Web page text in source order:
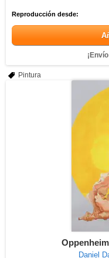
Reproducción desde:
Pintura
Daniel